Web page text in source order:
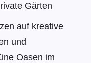
Gärten
auf kreative
und
Oasen im